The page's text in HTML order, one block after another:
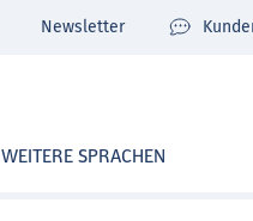
WEITERE SPRACHEN
Newsletter